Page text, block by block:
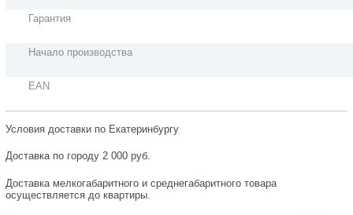
Гарантия
Начало производства
EAN
Условия доставки по Екатеринбургу
Доставка по городу 2 000 руб.
Доставка мелкогабаритного и среднегабаритного товара
осуществляется до квартиры.